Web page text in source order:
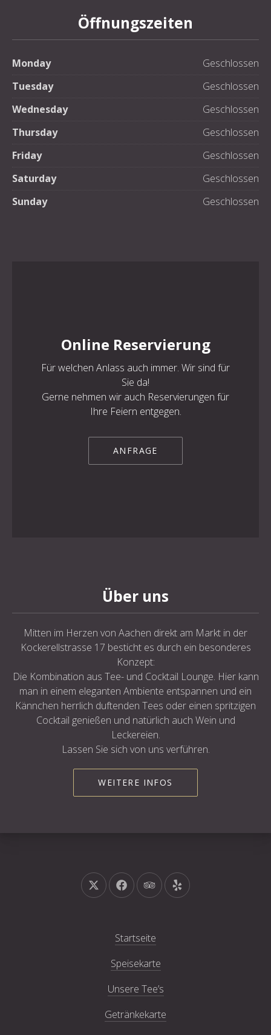
Öffnungszeiten
Monday
Geschlossen
Tuesday
Geschlossen
Wednesday
Geschlossen
Thursday
Geschlossen
Friday
Geschlossen
Saturday
Geschlossen
Sunday
Geschlossen
Online Reservierung
Für welchen Anlass auch immer. Wir sind für
Sie da!
Gerne nehmen wir auch Reservierungen für
Ihre Feiern entgegen.
ANFRAGE
Über uns
Mitten im Herzen von Aachen direkt am Markt in der
Kockerellstrasse 17 besticht es durch ein besonderes
Konzept:
Die Kombination aus Tee- und Cocktail Lounge. Hier kann
man in einem eleganten Ambiente entspannen und ein
Kännchen herrlich duftenden Tees oder einen spritzigen
Cocktail genießen und natürlich auch Wein und
Leckereien.
Lassen Sie sich von uns verführen.
WEITERE INFOS
Neues Fenster
Neues Fenster
Neues FensterNeues Fenster
Startseite
Speisekarte
Unsere Tee’s
Getränkekarte